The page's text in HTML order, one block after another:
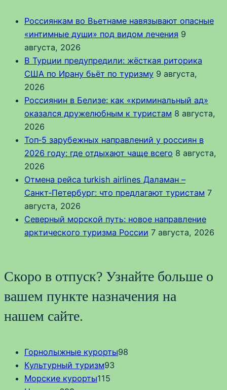
Россиянкам во Вьетнаме навязывают опасные
«интимные души» под видом лечения 9
августа, 2026
В Турции предупредили: жёсткая риторика
США по Ирану бьёт по туризму 9 августа,
2026
Россиянин в Белизе: как «криминальный ад»
оказался дружелюбным к туристам 8 августа,
2026
Топ‑5 зарубежных направлений у россиян в
2026 году: где отдыхают чаще всего 8 августа,
2026
Отмена рейса turkish airlines Даламан –
Санкт‑Петербург: что предлагают туристам 7
августа, 2026
Северный морской путь: новое направление
арктического туризма России 7 августа, 2026
Скоро в отпуск? Узнайте больше о
вашем пункте назначения на
нашем сайте.
Горнолыжные курорты98
Культурный туризм93
Морские курорты115